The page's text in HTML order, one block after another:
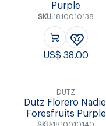
Purple
SKU:1810010138
US$38.00
DUTZ
Dutz Florero Nadiel
Foresfruits Purple